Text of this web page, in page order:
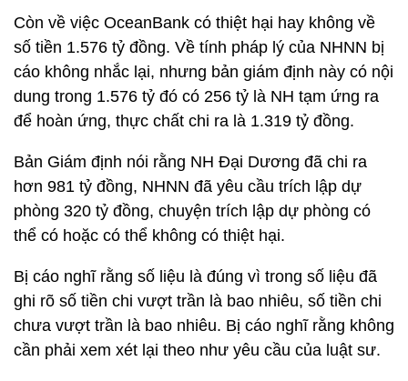
Còn về việc OceanBank có thiệt hại hay không về
số tiền 1.576 tỷ đồng. Về tính pháp lý của NHNN bị
cáo không nhắc lại, nhưng bản giám định này có nội
dung trong 1.576 tỷ đó có 256 tỷ là NH tạm ứng ra
để hoàn ứng, thực chất chi ra là 1.319 tỷ đồng.
Bản Giám định nói rằng NH Đại Dương đã chi ra
hơn 981 tỷ đồng, NHNN đã yêu cầu trích lập dự
phòng 320 tỷ đồng, chuyện trích lập dự phòng có
thể có hoặc có thể không có thiệt hại.
Bị cáo nghĩ rằng số liệu là đúng vì trong số liệu đã
ghi rõ số tiền chi vượt trần là bao nhiêu, số tiền chi
chưa vượt trần là bao nhiêu. Bị cáo nghĩ rằng không
cần phải xem xét lại theo như yêu cầu của luật sư.